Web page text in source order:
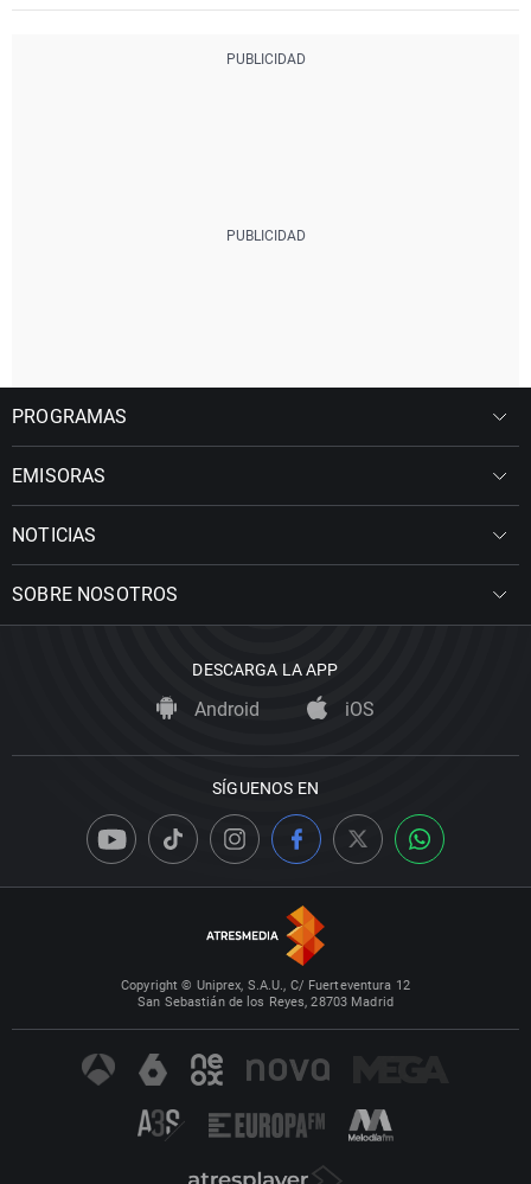
PROGRAMAS
EMISORAS
NOTICIAS
SOBRE NOSOTROS
DESCARGA LA APP
Android iOS
SÍGUENOS EN
Copyright © Uniprex, S.A.U., C/ Fuerteventura 12
San Sebastián de los Reyes, 28703 Madrid